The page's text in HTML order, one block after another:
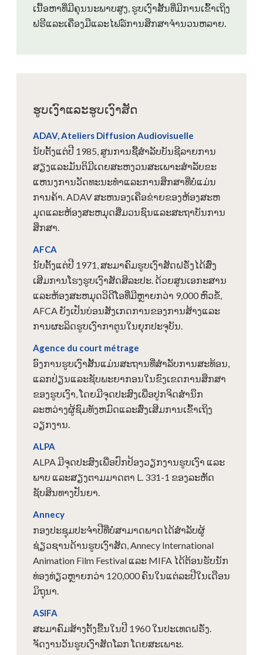
ເນື້ອຫາທີ່ມີຄຸນນະພາບສູງ, ຮູບເງົາສັ້ນທີ່ມີການເຂົ້າເຖິງ
ຟຣີແລະເຄື່ອງມືແລະໄຟລ໌ການສຶກສາຈໍານວນຫລາຍ.
ຮູບເງົາແລະຮູບເງົາສັດ
ADAV, Ateliers Diffusion Audiovisuelle
ນັບ​ຕັ້ງ​ແຕ່​ປີ 1985, ສູນ​ການ​ຊື້​ສໍາ​ລັບ​ບັນ​ຊີ​ລາຍ​ການ​
ສຽງ​ແລະ​ມັນ​ຕິ​ມີ​ເດຍ​ສະ​ຫງວນ​ສະ​ເພາະ​ສໍາ​ລັບ​ຂະ​
ແຫນງ​ການ​ວັດ​ທະ​ນະ​ທໍາ​ແລະ​ການ​ສຶກ​ສາ​ທີ່​ບໍ່​ແມ່ນ​
ການ​ຄ້າ. ADAV ສະຫນອງເຄືອຂ່າຍຂອງຫ້ອງສະຫ
ມຸດແລະຫ້ອງສະຫມຸດສື່ມວນຊົນແລະສະຖາບັນການ
ສຶກສາ.
AFCA
ນັບ​ຕັ້ງ​ແຕ່​ປີ 1971​, ສະ​ມາ​ຄົມ​ຮູບ​ເງົາ​ສັດ​ຝຣັ່ງ​ໄດ້​ສົ່ງ​
ເສີມ​ການ​ໂຮງ​ຮູບ​ເງົາ​ສັດ​ສິ​ລະ​ປະ​. ດ້ວຍສູນເອກະສານ
ແລະຫ້ອງສະຫມຸດວິດີໂອທີ່ມີຫຼາຍກວ່າ 9,000 ຫົວຂໍ້,
AFCA ຍັງເປັນບ່ອນສັງເກດການຂອງການສ້າງແລະ
ການຜະລິດຮູບເງົາກາຕູນໃນຍຸກປະຈຸບັນ.
Agence du court métrage
ອົງການຮູບເງົາສັ້ນແມ່ນສະຖານທີ່ສໍາລັບການສະທ້ອນ,
ແລກປ່ຽນແລະຊັບພະຍາກອນໃນຂົງເຂດການສຶກສາ
ຂອງຮູບເງົາ, ໂດຍມີຈຸດປະສົງເພື່ອປູກຈິດສໍານຶກ
ລະຫວ່າງຜູ້ຊົມທັງຫມົດແລະສົ່ງເສີມການເຂົ້າເຖິງ
ວຽກງານ.
ALPA
ALPA ມີຈຸດປະສົງເພື່ອປົກປ້ອງວຽກງານຮູບເງົາ ແລະ
ພາບ ແລະສຽງຕາມມາດຕາ L. 331-1 ຂອງລະຫັດ
ຊັບສິນທາງປັນຍາ.
Annecy
ກອງປະຊຸມປະຈໍາປີທີ່ບໍ່ສາມາດພາດໄດ້ສໍາລັບຜູ້
ຊ່ຽວຊານດ້ານຮູບເງົາສັດ, Annecy International
Animation Film Festival ແລະ MIFA ໄດ້ຕ້ອນຮັບນັກ
ທ່ອງທ່ຽວຫຼາຍກວ່າ 120,000 ຄົນໃນແຕ່ລະປີໃນເດືອນ
ມິຖຸນາ.
ASIFA
ສະມາຄົມສ້າງຕັ້ງຂື້ນໃນປີ 1960 ໃນປະເທດຝຣັ່ງ.
ຈັດງານວັນຮູບເງົາສັດໂລກ ໂດຍສະເພາະ.